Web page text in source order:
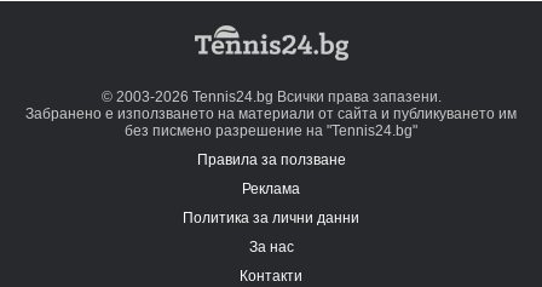
© 2003-2026 Tennis24.bg Всички права запазени.
Забранено е използването на материали от сайта и публикуването им
без писмено разрешение на "Tennis24.bg"
Правила за ползване
Реклама
Политика за лични данни
За нас
Контакти